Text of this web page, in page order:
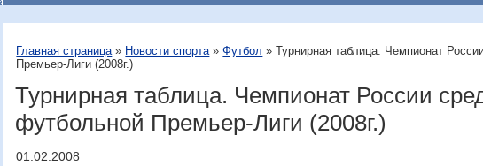
Главная страница» Новости спорта»Футбол » Турнирная таблица. Чемпионат
Премьер-Лиги (2008г.)
Турнирная таблица. Чемпионат России
футбольной Премьер-Лиги (2008г.)
01.02.2008